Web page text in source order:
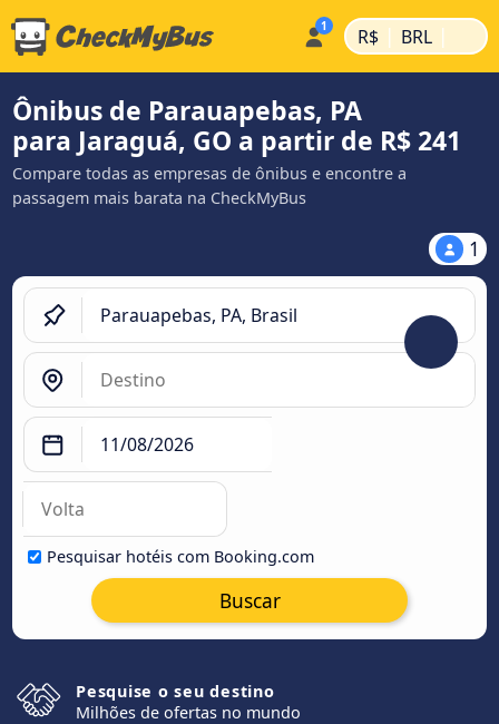
R$ | BRL |
Ônibus de Parauapebas, PA
para Jaraguá, GO a partir de R$ 241
Compare todas as empresas de ônibus e encontre a
passagem mais barata na CheckMyBus
1
Pesquisar hotéis com Booking.com
Buscar
Pesquise o seu destino
Milhões de ofertas no mundo